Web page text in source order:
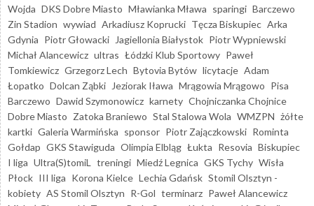
Wojda DKS Dobre Miasto Mławianka Mława sparingi Barczewo
Zin Stadion wywiad Arkadiusz Koprucki Tęcza Biskupiec Arka
Gdynia Piotr Głowacki Jagiellonia Białystok Piotr Wypniewski
Michał Alancewicz ultras Łódzki Klub Sportowy Paweł
Tomkiewicz Grzegorz Lech Bytovia Bytów licytacje Adam
Łopatko Dolcan Ząbki Jeziorak Iława Mrągowia Mrągowo Pisa
Barczewo Dawid Szymonowicz karnety Chojniczanka Chojnice
Dobre Miasto Zatoka Braniewo Stal Stalowa Wola WMZPN żółte
kartki Galeria Warmińska sponsor Piotr Zajączkowski Rominta
Gołdap GKS Stawiguda Olimpia Elbląg Łukta Resovia Biskupiec
I liga Ultra(S)tomiL treningi Miedź Legnica GKS Tychy Wisła
Płock III liga Korona Kielce Lechia Gdańsk Stomil Olsztyn -
kobiety AS Stomil Olsztyn R-Gol terminarz Paweł Alancewicz